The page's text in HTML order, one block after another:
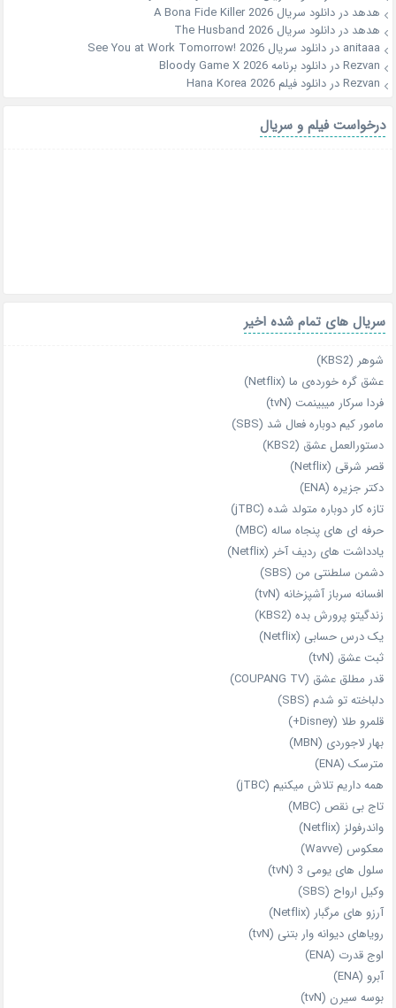
هدهد دردانلود سریال A Bona Fide Killer 2026
هدهد دردانلود سریال The Husband 2026
anitaaa دردانلود سریال See You at Work Tomorrow! 2026
Rezvanدردانلود برنامه Bloody Game X 2026
Rezvanدردانلود فیلم Hana Korea 2026
درخواست فیلم و سریال
سریال های تمام شده اخیر
شوهر (KBS2)
عشق گره خورده‌ی ما (Netflix)
فردا سرکار میبینمت (tvN)
مامور کیم دوباره فعال شد (SBS)
دستورالعمل عشق (KBS2)
قصر شرقی (Netflix)
دکتر جزیره (ENA)
تازه‌ کار دوباره‌ متولد شده (jTBC)
حرفه‌ ای‌ های پنجاه‌ ساله (MBC)
یادداشت‌ های ردیف آخر (Netflix)
دشمن سلطنتی من (SBS)
افسانه سرباز آشپزخانه (tvN)
زندگیتو پرورش بده (KBS2)
یک درس حسابی (Netflix)
ثبت عشق (tvN)
قدر مطلق عشق (COUPANG TV)
دلباخته تو شدم (SBS)
قلمرو طلا (Disney+)
بهار لاجوردی (MBN)
مترسک (ENA)
همه داریم تلاش میکنیم (jTBC)
تاج بی‌ نقص (MBC)
واندرفولز (Netflix)
معکوس (Wavve)
سلول های یومی 3 (tvN)
وکیل ارواح (SBS)
آرزو های مرگبار (Netflix)
رویاهای دیوانه‌ وار بتنی (tvN)
اوج قدرت (ENA)
آبرو (ENA)
بوسه سیرن (tvN)